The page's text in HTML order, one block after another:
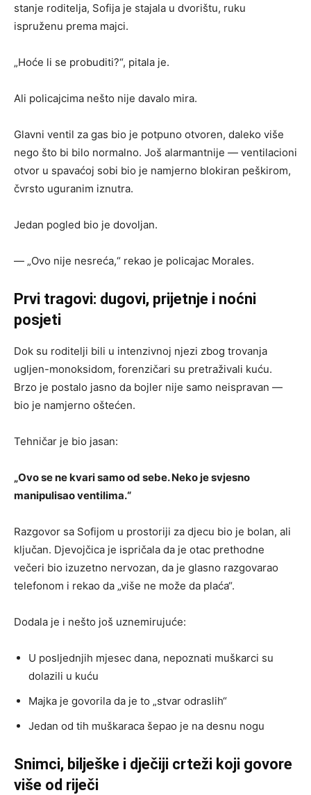
stanje roditelja, Sofija je stajala u dvorištu, ruku
ispruženu prema majci.
„Hoće li se probuditi?“, pitala je.
Ali policajcima nešto nije davalo mira.
Glavni ventil za gas bio je potpuno otvoren, daleko više
nego što bi bilo normalno. Još alarmantnije — ventilacioni
otvor u spavaćoj sobi bio je namjerno blokiran peškirom,
čvrsto uguranim iznutra.
Jedan pogled bio je dovoljan.
— „Ovo nije nesreća,“ rekao je policajac Morales.
Prvi tragovi: dugovi, prijetnje i noćni
posjeti
Dok su roditelji bili u intenzivnoj njezi zbog trovanja
ugljen-monoksidom, forenzičari su pretraživali kuću.
Brzo je postalo jasno da bojler nije samo neispravan —
bio je namjerno oštećen.
Tehničar je bio jasan:
„Ovo se ne kvari samo od sebe. Neko je svjesno
manipulisao ventilima.“
Razgovor sa Sofijom u prostoriji za djecu bio je bolan, ali
ključan. Djevojčica je ispričala da je otac prethodne
večeri bio izuzetno nervozan, da je glasno razgovarao
telefonom i rekao da „više ne može da plaća“.
Dodala je i nešto još uznemirujuće:
U posljednjih mjesec dana, nepoznati muškarci su
dolazili u kuću
Majka je govorila da je to „stvar odraslih“
Jedan od tih muškaraca šepao je na desnu nogu
Snimci, bilješke i dječiji crteži koji govore
više od riječi